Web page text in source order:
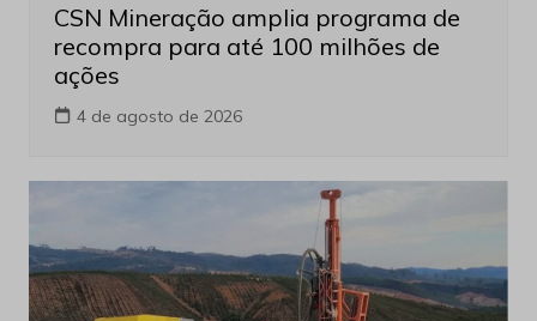
CSN Mineração amplia programa de
recompra para até 100 milhões de
ações
4 de agosto de 2026